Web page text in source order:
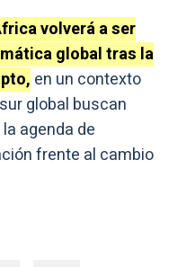
volverá a ser
global tras la
en un contexto
global buscan
agenda de
frente al cambio